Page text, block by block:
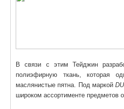
В связи с этим Тейджин
полиэфирную ткань, которая
маслянистые пятна. Под маркой
широком ассортименте предметов